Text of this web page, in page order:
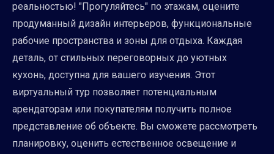
реальностью! "Прогуляйтесь" по этажам, оцените
продуманный дизайн интерьеров, функциональные
рабочие пространства и зоны для отдыха. Каждая
деталь, от стильных переговорных до уютных
кухонь, доступна для вашего изучения. Этот
виртуальный тур позволяет потенциальным
арендаторам или покупателям получить полное
представление об объекте. Вы сможете рассмотреть
планировку, оценить естественное освещение и